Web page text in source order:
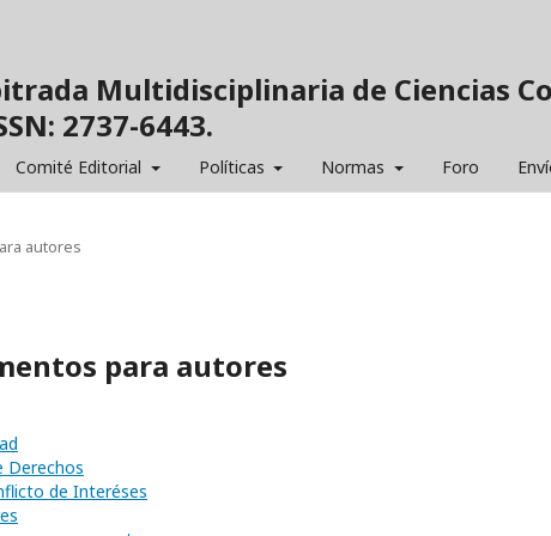
Multidisciplinaria de Ciencias
2737-6443.
Comité Editorial Políticas Normas Foro
autores
para autores
Derechos
de Interéses